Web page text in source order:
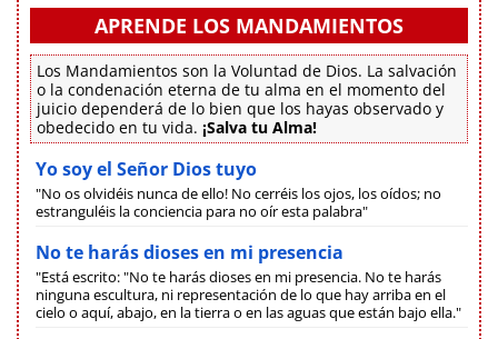
APRENDE LOS MANDAMIENTOS
Los Mandamientos son la Voluntad de Dios. La salvación
o la condenación eterna de tu alma en el momento del
juicio dependerá de lo bien que los hayas observado y
obedecido en tu vida. ¡Salva tu Alma!
Yo soy el Señor Dios tuyo
"No os olvidéis nunca de ello! No cerréis los ojos, los oídos; no
estranguléis la conciencia para no oír esta palabra"
No te harás dioses en mi presencia
"Está escrito: "No te harás dioses en mi presencia. No te harás
ninguna escultura, ni representación de lo que hay arriba en el
cielo o aquí, abajo, en la tierra o en las aguas que están bajo ella."